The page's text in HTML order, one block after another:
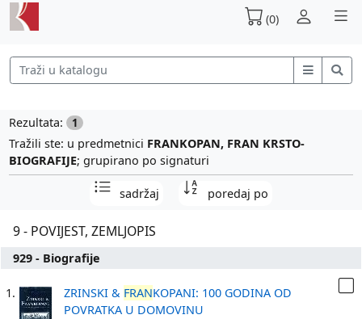
(0)
Rezultata: 1
Tražili ste: u predmetnici FRANKOPAN, FRAN KRSTO-
BIOGRAFIJE; grupirano po signaturi
sadržaj poredaj po
9 - POVIJEST, ZEMLJOPIS
929 - Biografije
1. ZRINSKI & FRANKOPANI: 100 GODINA OD
POVRATKA U DOMOVINU